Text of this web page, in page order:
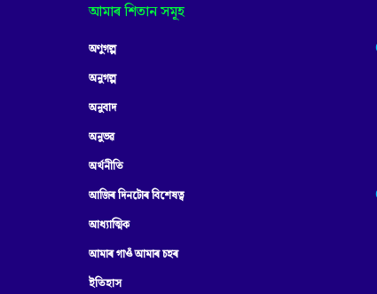
আমাৰ শিতান সমূহ
অণুগল্প
অনুগল্প
অনুবাদ
অনুভৱ
অৰ্থনীতি
আজিৰ দিনটোৰ বিশেষত্ব
আধ্যাত্মিক
আমাৰ গাওঁ আমাৰ চহৰ
ইতিহাস